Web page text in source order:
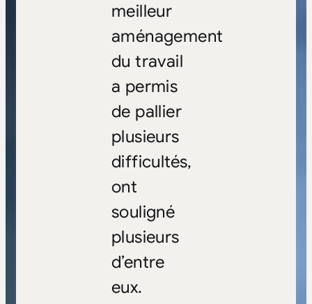
meilleur
aménagement
du travail
a permis
de pallier
plusieurs
difficultés,
ont
souligné
plusieurs
d’entre
eux.